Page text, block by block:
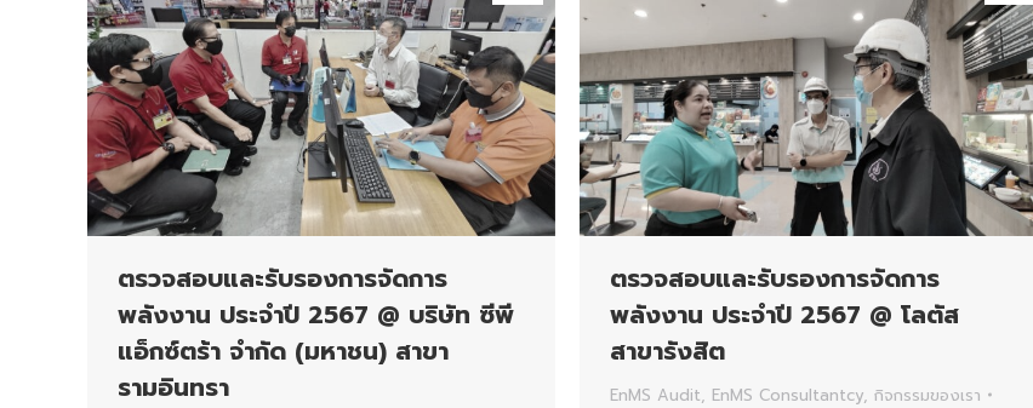
ตรวจสอบและรับรองการจัดการ
พลังงาน ประจำปี 2567 @ บริษัท ซีพี
แอ็กซ์ตร้า จำกัด (มหาชน) สาขา
รามอินทรา
ตรวจสอบและรับรองการจัดการ
พลังงาน ประจำปี 2567 @ โลตัส
สาขารังสิต
EnMS Audit, EnMS Consultantcy, กิจกรรมของเรา